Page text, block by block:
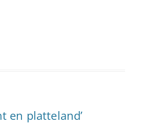
en platteland’